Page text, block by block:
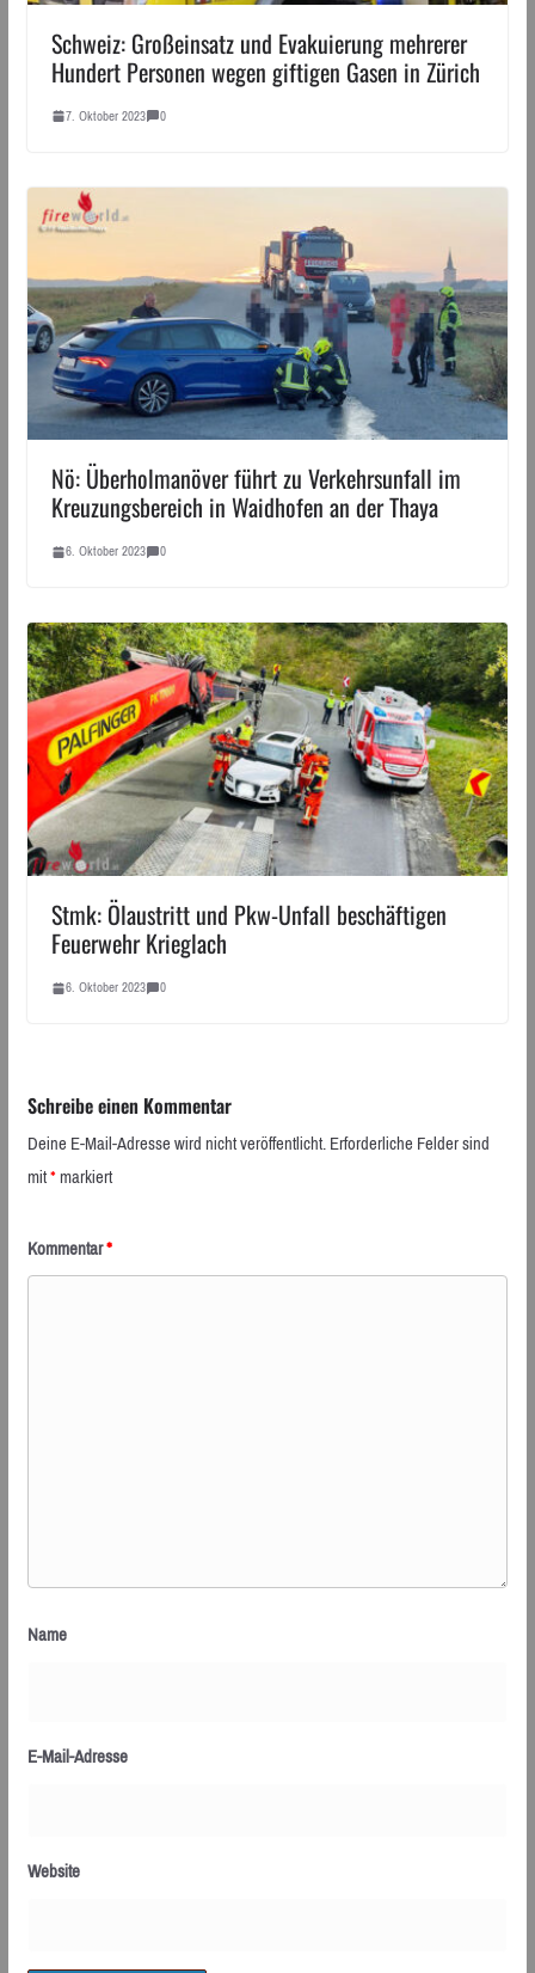
Schweiz: Großeinsatz und Evakuierung mehrerer
Hundert Personen wegen giftigen Gasen in Zürich
7. Oktober 2023 0
Nö: Überholmanöver führt zu Verkehrsunfall im
Kreuzungsbereich in Waidhofen an der Thaya
6. Oktober 2023 0
Stmk: Ölaustritt und Pkw-Unfall beschäftigen
Feuerwehr Krieglach
6. Oktober 2023 0
Schreibe einen Kommentar
Deine E-Mail-Adresse wird nicht veröffentlicht.Erforderliche Felder sind
mit*markiert
Kommentar*
Name
E-Mail-Adresse
Website